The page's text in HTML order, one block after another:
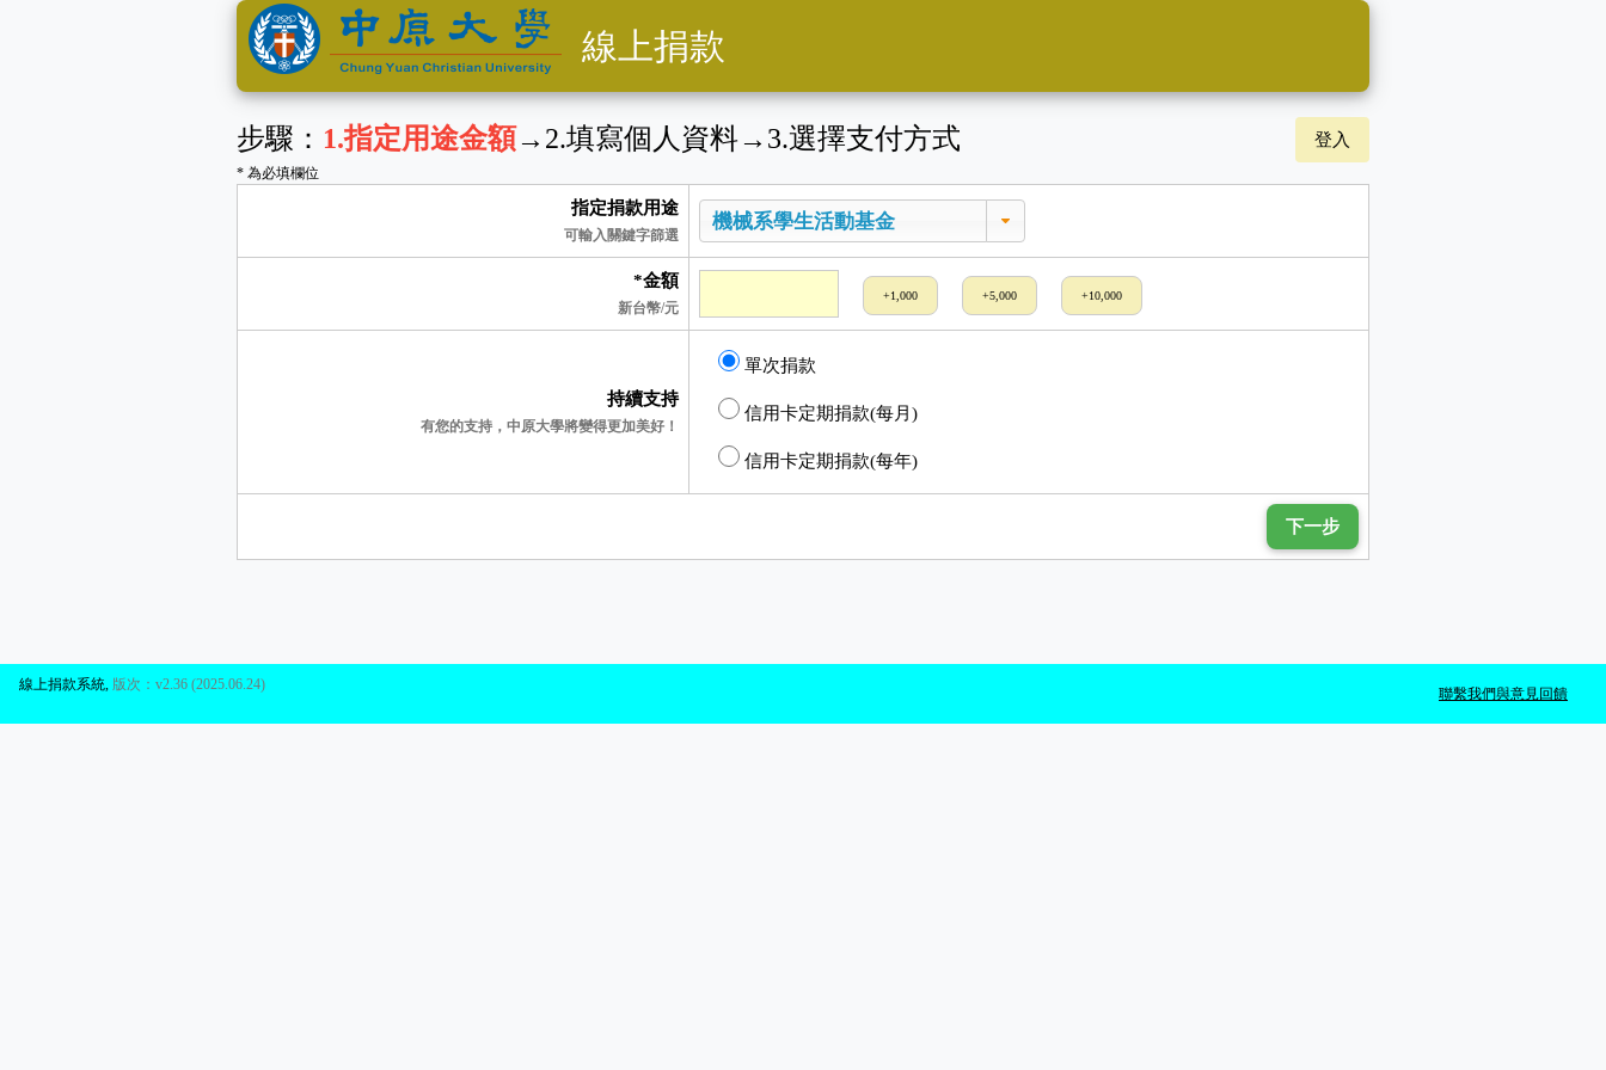
線上捐款
步驟： 1.指定用途金額→ 2.填寫個人資料→ 3.選擇支付方式 登入
* 為必填欄位
指定捐款用途
可輸入關鍵字篩選
*金額
新台幣/元
+1,000 +5,000 +10,000
持續支持
有您的支持，中原大學將變得更加美好！
單次捐款
信用卡定期捐款(每月)
信用卡定期捐款(每年)
下一步
聯繫我們與意見回饋
線上捐款系統 版次：v2.36 (2025.06.24)